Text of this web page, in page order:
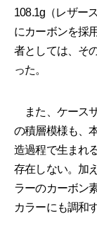
108.1g（レザー
にカーボンを採
者としては、そ
った。
また、ケース
の積層模様も、
造過程で生まれ
存在しない。加
ラーのカーボン
カラーにも調和